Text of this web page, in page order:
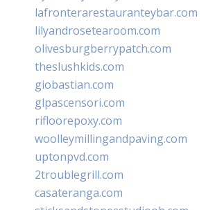
lafronterarestauranteybar.com
lilyandrosetearoom.com
olivesburgberrypatch.com
theslushkids.com
giobastian.com
glpascensori.com
rifloorepoxy.com
woolleymillingandpaving.com
uptonpvd.com
2troublegrill.com
casateranga.com